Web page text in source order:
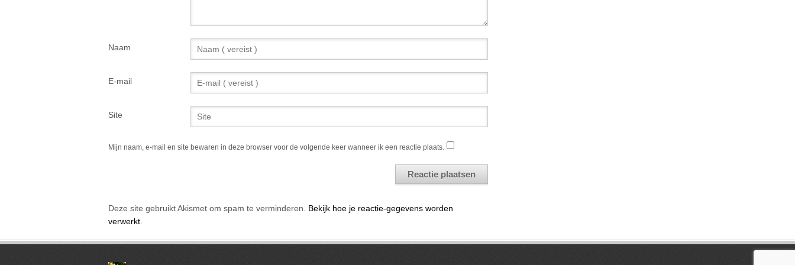
Naam
E-mail
Site
Mijn naam, e-mail en site bewaren in deze browser voor de volgende keer wanneer ik een reactie plaats.
Alternative:
Deze site gebruikt Akismet om spam te verminderen. Bekijk hoe je reactie-gegevens worden
verwerkt.